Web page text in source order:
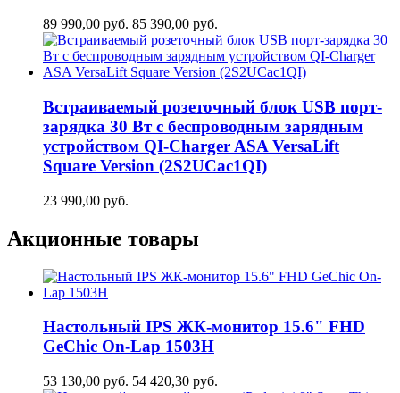
89 990,00 руб. 85 390,00 руб.
Встраиваемый розеточный блок USB порт-
зарядка 30 Вт c беспроводным зарядным
устройством QI-Charger ASA VersaLift
Square Version (2S2UCaс1QI)
23 990,00 руб.
Акционные товары
Настольный IPS ЖК-монитор 15.6" FHD
GeСhic On-Lap 1503H
53 130,00 руб. 54 420,30 руб.